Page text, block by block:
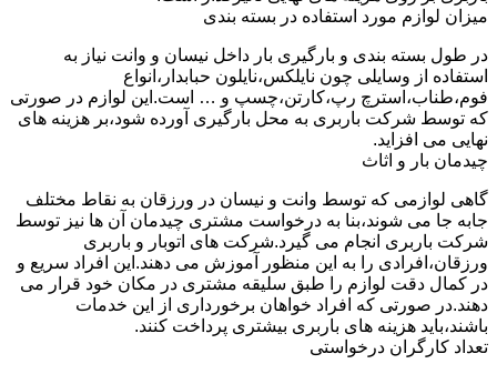
میزان لوازم مورد استفاده در بسته بندی
در طول بسته بندی و بارگیری بار داخل نیسان و وانت نیاز به
استفاده از وسایلی چون نایلکس،نایلون حبابدار،انواع
فوم،طناب،استرچ رپ،کارتن،چسپ و … است.این لوازم در صورتی
که توسط شرکت باربری به محل بارگیری آورده شود،بر هزینه های
نهایی می افزاید.
چیدمان بار و اثاث
گاهی لوازمی که توسط وانت و نیسان در ورزقان به نقاط مختلف
جابه جا می شوند،بنا به درخواست مشتری چیدمان آن ها نیز توسط
شرکت باربری انجام می گیرد.شرکت های اتوبار و باربری
ورزقان،افرادی را به این منظور آموزش می دهند.این افراد سریع و
در کمال دقت لوازم را طبق سلیقه مشتری در مکان خود قرار می
دهند.در صورتی که افراد خواهان برخورداری از این خدمات
باشند،باید هزینه های باربری بیشتری پرداخت کنند.
تعداد کارگران درخواستی